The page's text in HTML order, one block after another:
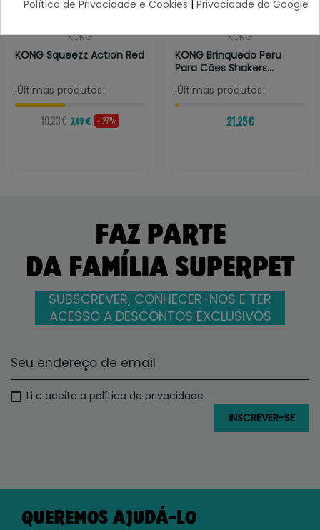
KONG
KONG Squeezz Action Red
¡Últimas produtos!
10,23 € 7,49 € - 27%
KONG
KONG Brinquedo Peru
Para Cães Shakers
Honkers Tamanho L
¡Últimas produtos!
21,25 €
FAZ PARTE
DA FAMÍLIA SUPERPET
SUBSCREVER, CONHECER-NOS E TER
ACESSO A DESCONTOS EXCLUSIVOS
Li e aceito a política de privacidade
QUEREMOS AJUDÁ-LO
Política de Privacidade e Cookies | Privacidade do Google